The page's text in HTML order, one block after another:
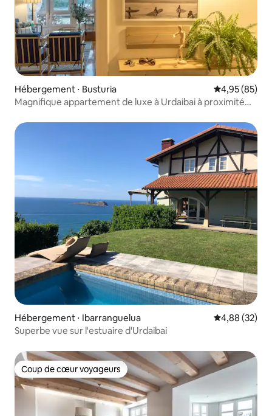
Hébergement ⋅ Busturia Évaluation
4,95 (85)
Magnifique appartement de luxe à Urdaibai à proximité
Hébergement ⋅ Ibarranguelua Évaluation
4,88 (32)
Superbe vue sur l'estuaire d'Urdaibai
Coup de cœur voyageurs
Coup de cœur voyageurs